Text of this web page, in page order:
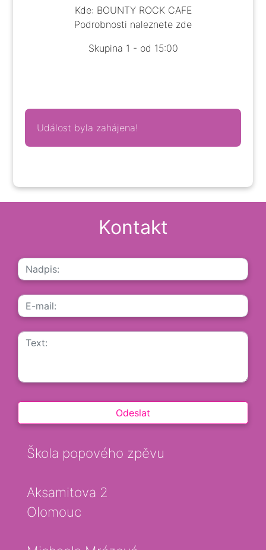
Kde: BOUNTY ROCK CAFE
Podrobnosti naleznete zde
Skupina 1 - od 15:00
Událost byla zahájena!
Kontakt
Škola popového zpěvu
Aksamitova 2
Olomouc